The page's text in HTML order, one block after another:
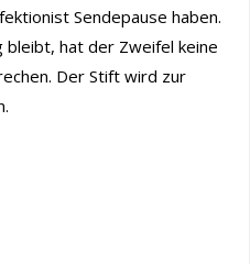
Sendepause haben.
bleibt, hat der Zweifel keine
Der Stift wird zur